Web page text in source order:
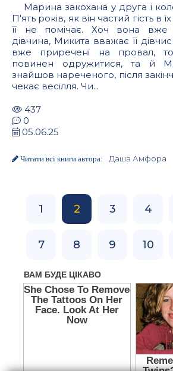
Марина закохана у друга і
П'ять років, як він частий гість в
її не помічає. Хоч вона вже
дівчина, Микита вважає її
вже приречені на провал,
повинен одружитися, та й
знайшов нареченого, після
чекає весілля. Чи...
437
0
05.06.25
Читати всі книги автора: Даша Амфора
1 2 3 4
7 8 9 10